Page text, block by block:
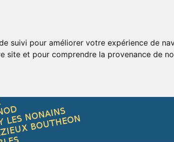
suivi pour améliorer votre expérience de
site et pour comprendre la provenance de